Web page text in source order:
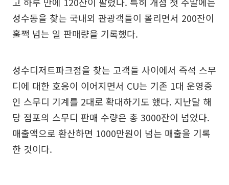
성수동을 찾는 국내외 관광객들이 몰리면서 200잔이
훌쩍 넘는 일 판매량을 기록했다.
성수디저트파크점을 찾는 고객들 사이에서 즉석 스무
디에 대한 호응이 이어지면서 CU는 기존 1대 운영중
인 스무디 기계를 2대로 확대하기도 했다. 지난달 해
당 점포의 스무디 판매 수량은 총 3000잔이 넘었다.
매출액으로 환산하면 1000만원이 넘는 매출을 기록
한 것이다.